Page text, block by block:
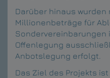
Darüber hinaus wurden
Millionenbeträge für
Sondervereinbarungen
Offenlegung
Anbotslegung erfolgt.
Das Ziel des Projekts